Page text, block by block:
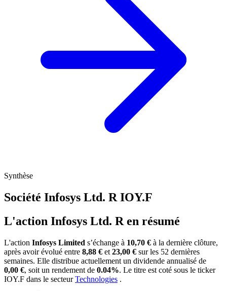
Synthèse
Société Infosys Ltd. R IOY.F
L'action Infosys Ltd. R en résumé
L'action Infosys Limited s’échange à 10,70 € à la dernière clôture,
après avoir évolué entre 8,88 € et 23,00 € sur les 52 dernières
semaines. Elle distribue actuellement un dividende annualisé de
0,00 €, soit un rendement de 0.04%. Le titre est coté sous le ticker
IOY.F dans le secteurTechnologies .